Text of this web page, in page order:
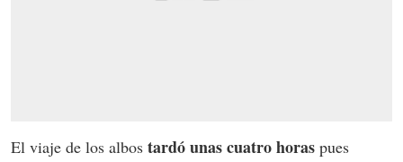
El viaje de los albos tardó unas cuatro horas pues